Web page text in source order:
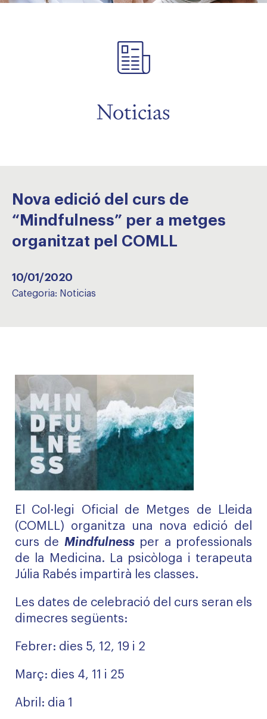
Noticias
Nova edició del curs de
“Mindfulness” per a metges
organitzat pel COMLL
10/01/2020
Categoria: Noticias
El Col·legi Oficial de Metges de Lleida
(COMLL) organitza una nova edició del
curs de Mindfulnessper a professionals
de la Medicina. La psicòloga i terapeuta
Júlia Rabés impartirà les classes.
Les dates de celebració del curs seran els
dimecres següents:
Febrer: dies 5, 12, 19 i 2
Març: dies 4, 11 i 25
Abril: dia 1